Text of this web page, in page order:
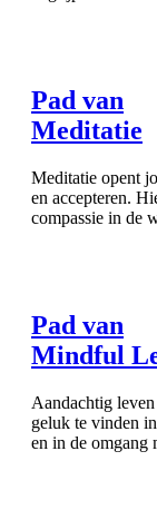
Pad van
Meditatie
Meditatie opent
en accepteren.
compassie in de
Pad van
Mindful
Aandachtig
geluk te vinden
en in de omgang